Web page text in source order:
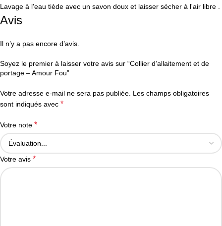
Lavage à l'eau tiède avec un savon doux et laisser sécher à l'air libre .
Avis
Il n’y a pas encore d’avis.
Soyez le premier à laisser votre avis sur “Collier d’allaitement et de
portage – Amour Fou”
Votre adresse e-mail ne sera pas publiée. Les champs obligatoires
sont indiqués avec *
Votre note *
Votre avis *